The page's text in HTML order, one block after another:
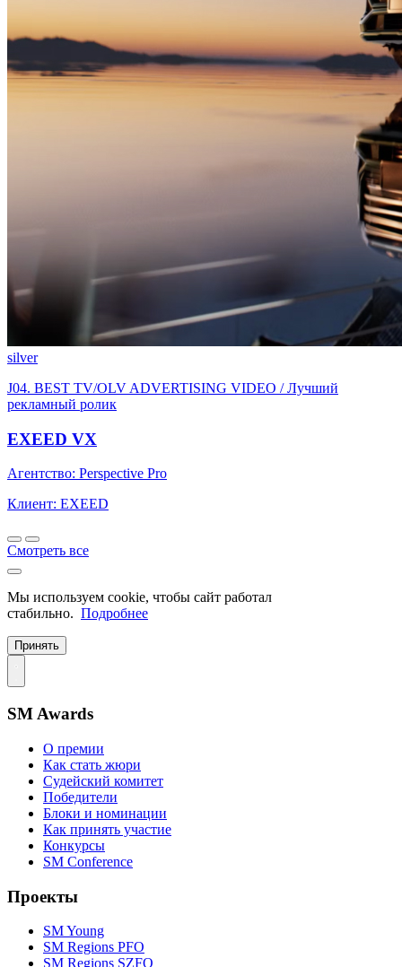
silver
J04. BEST TV/OLV ADVERTISING VIDEO / Лучший
рекламный ролик
EXEED VX
Агентство: Perspective Pro
Клиент: EXEED
Смотреть все
Мы используем cookie, чтобы сайт работал
стабильно. Подробнее
Принять
SM Awards
О премии
Как стать жюри
Судейский комитет
Победители
Блоки и номинации
Как принять участие
Конкурсы
SM Conference
Проекты
SM Young
SM Regions PFO
SM Regions SZFO